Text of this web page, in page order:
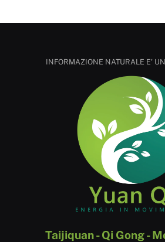
INFORMAZIONE NATURALE E'
Taijiquan - Qi Gong -